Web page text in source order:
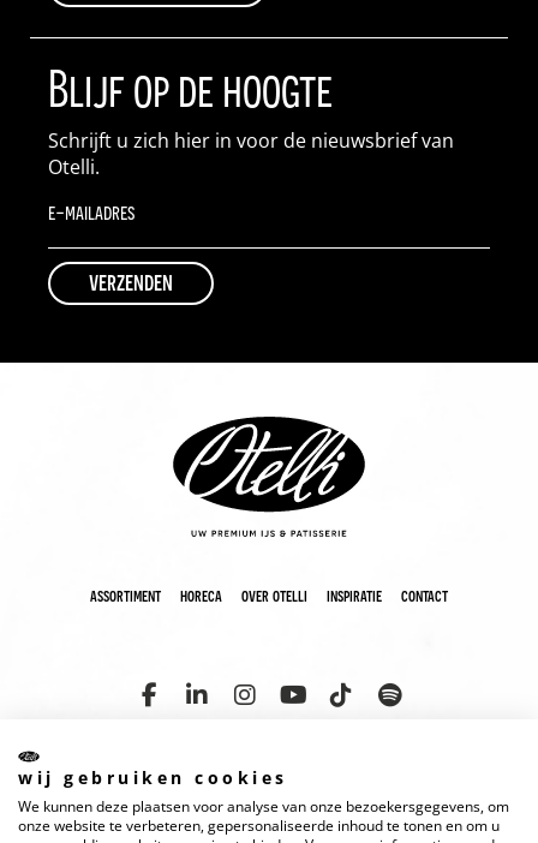
Blijf op de hoogte
Schrijft u zich hier in voor de nieuwsbrief van
Otelli.
assortiment horeca over otelli inspiratie contact
copyright 2025 otelli disclaimer cookies privacyverklaring
wij gebruiken cookies
We kunnen deze plaatsen voor analyse van onze bezoekersgegevens, om
onze website te verbeteren, gepersonaliseerde inhoud te tonen en om u